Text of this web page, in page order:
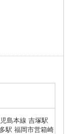
島本線 吉塚駅
駅 福岡市営箱崎